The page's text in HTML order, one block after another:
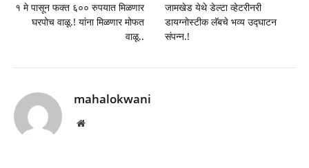
१ मे पासून फक्त ६०० रुपयात मिळणार
घरपोच वाळू.! यांना मिळणार मोफत
वाळू..
जामखेड येथे डेल्टा व्हेटरीनरी
डायग्नोस्टीक लॅबचे भव्य उद्घाटन
संपन्न.!
mahalokwani
Website